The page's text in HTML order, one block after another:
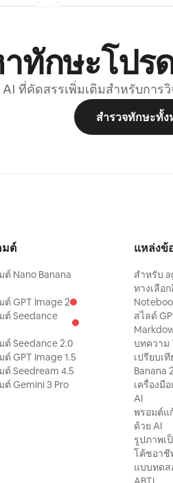
ย ขอบ
พื่อสกัด
น้ำ ถนน
ทำให้ตัว
าพรวม
บภาพ
วี และ
ที่ด้าน
ณ์ทาง
ทักษะโปร
ที่คัดสรรเพิ่มเติมสำหรับการ
สำรวจทักษะทั้
ต์
ต์ Nano Banana
ต์ GPT Image 2
ต์ Seedance
ต์ Seedance 2.0
ต์ GPT Image 1.5
ต์ Seedream 4.5
ต์ Gemini 3 Pro
แหล่งข้
สำหรับ
ทางเลือ
สไลด์
บทความ
เปรียบเ
Banana
เครื่องมื
AI
พรอมต์แ
ด้วย AI
รูปภาพเ
โค้ชอาชี
แบบทด